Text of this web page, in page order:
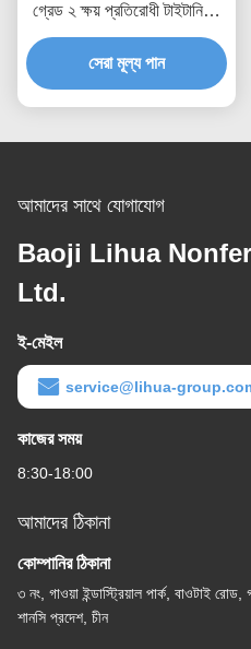
গ্রেড ২ ক্ষয় প্রতিরোধী টাইটানিয়াম
টিউব এবং পাইপ
সেরা মূল্য পান
আমাদের সাথে যোগাযোগ
Baoji Lihua
Ltd.
ই-মেইল
service@lihua-
কাজের সময়
8:30-18:00
আমাদের ঠিকানা
কোম্পানির ঠিকানা
৩ নং, গাওয়া ইন্ডাস্ট্রিয়াল পার্ক, বাওটাই রোড,
শানসি প্রদেশ, চীন